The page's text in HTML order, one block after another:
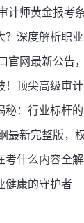
计师黄金报考
？深度解析职
官网最新公告
！顶尖高级审
秘：行业标杆
最新完整版，
考什么内容全
健康的守护者